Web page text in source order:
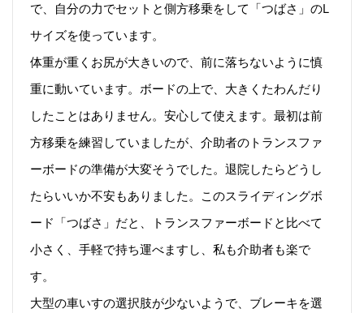
で、自分の力でセットと側方移乗をして「つばさ」のL
サイズを使っています。
体重が重くお尻が大きいので、前に落ちないように慎
重に動いています。ボードの上で、大きくたわんだり
したことはありません。安心して使えます。最初は前
方移乗を練習していましたが、介助者のトランスファ
ーボードの準備が大変そうでした。退院したらどうし
たらいいか不安もありました。このスライディングボ
ード「つばさ」だと、トランスファーボードと比べて
小さく、手軽で持ち運べますし、私も介助者も楽で
す。
大型の車いすの選択肢が少ないようで、ブレーキを選